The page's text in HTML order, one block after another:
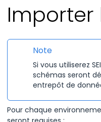
Importer
Note
Si vous utiliserez SEI
schémas seront
entrepôt de
Pour chaque